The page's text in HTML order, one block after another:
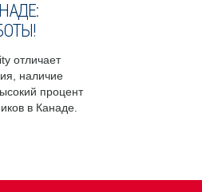
отличает
наличие
процент
в Канаде.